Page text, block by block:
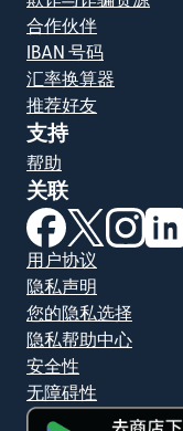
合作伙伴
IBAN 号码
汇率换算器
推荐好友
支持
帮助
关联
（在新窗口中
（在新窗
（在
用户协议
隐私声明
您的隐私选择
隐私帮助中心
安全性
无障碍性